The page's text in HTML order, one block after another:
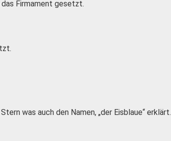
das Firmament gesetzt.
was auch den Namen, „der Eisblaue“ erklärt.